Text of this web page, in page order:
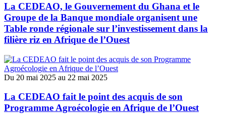
L’approche de l’ARAA est essentiellement bâtie sur le faire
faire.
Thématiques
La CEDEAO, le Gouvernement du Ghana et le
Groupe de la Banque mondiale organisent une
Table ronde régionale sur l’investissement dans la
filière riz en Afrique de l’Ouest
Du 20 mai 2025 au 22 mai 2025
La CEDEAO fait le point des acquis de son
Programme Agroécologie en Afrique de l’Ouest